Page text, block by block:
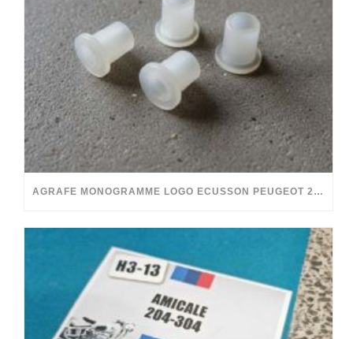
AGRAFE MONOGRAMME LOGO ECUSSON PEUGEOT 204 304